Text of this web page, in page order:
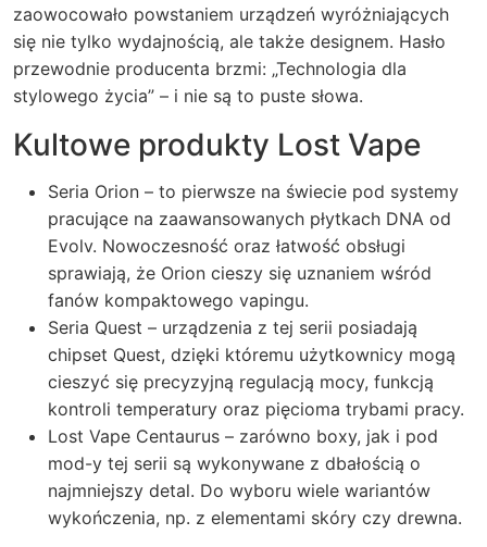
zaowocowało powstaniem urządzeń wyróżniających
się nie tylko wydajnością, ale także designem. Hasło
przewodnie producenta brzmi: „Technologia dla
stylowego życia” – i nie są to puste słowa.
Kultowe produkty Lost Vape
Seria Orion – to pierwsze na świecie pod systemy
pracujące na zaawansowanych płytkach DNA od
Evolv. Nowoczesność oraz łatwość obsługi
sprawiają, że Orion cieszy się uznaniem wśród
fanów kompaktowego vapingu.
Seria Quest – urządzenia z tej serii posiadają
chipset Quest, dzięki któremu użytkownicy mogą
cieszyć się precyzyjną regulacją mocy, funkcją
kontroli temperatury oraz pięcioma trybami pracy.
Lost Vape Centaurus – zarówno boxy, jak i pod
mod-y tej serii są wykonywane z dbałością o
najmniejszy detal. Do wyboru wiele wariantów
wykończenia, np. z elementami skóry czy drewna.